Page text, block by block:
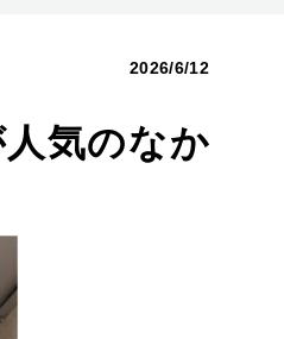
2026/6/12
気のなか